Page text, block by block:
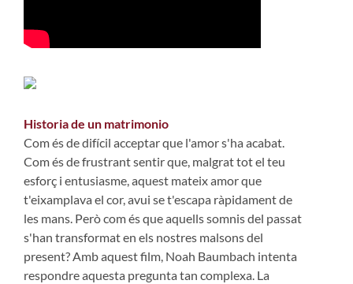
Historia de un matrimonio
Com és de difícil acceptar que l'amor s'ha acabat.
Com és de frustrant sentir que, malgrat tot el teu
esforç i entusiasme, aquest mateix amor que
t'eixamplava el cor, avui se t'escapa ràpidament de
les mans. Però com és que aquells somnis del passat
s'han transformat en els nostres malsons del
present? Amb aquest film, Noah Baumbach intenta
respondre aquesta pregunta tan complexa. La